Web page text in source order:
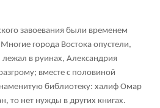
завоевания были временем
города Востока опустели,
в руинах, Александрия
вместе с половиной
библиотеку: халиф Омар
то нет нужды в других книгах.